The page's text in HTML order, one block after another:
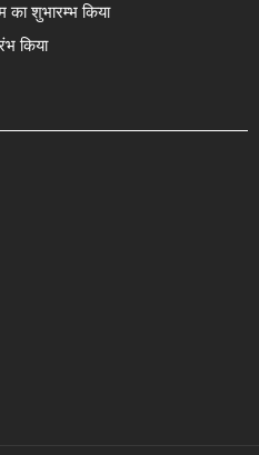
का शुभारम्भ किया
किया